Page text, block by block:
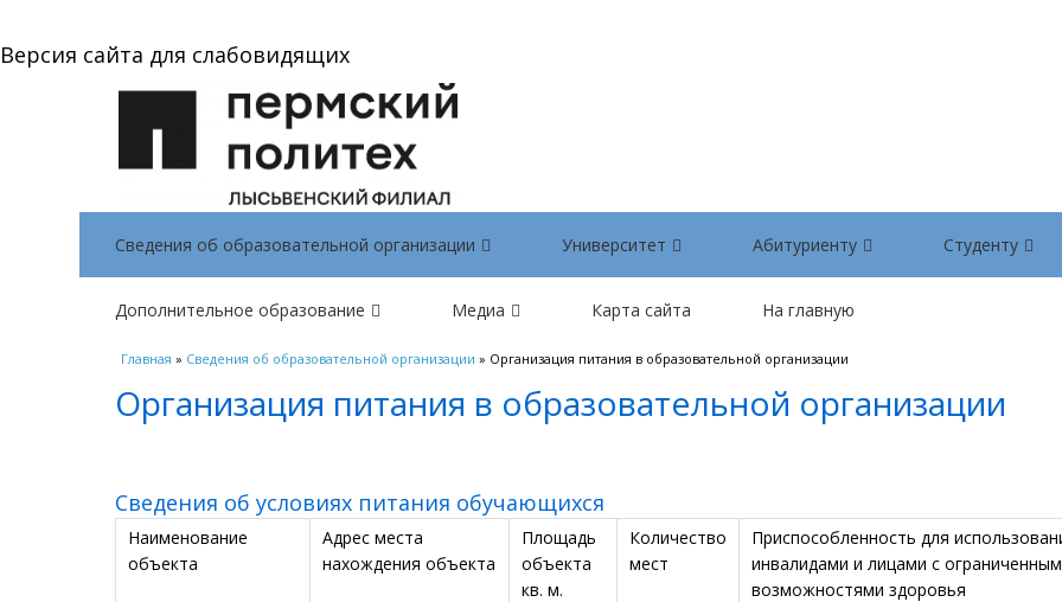
Версия сайта для слабовидящих
Сведения об образовательной организации Университет Абитуриенту Студенту
Дополнительное образование Медиа Карта сайта На главную
Вы здесь
Главная » Сведения об образовательной организации » Организация питания в образовательной организации
Организация питания в образовательной организации
Сведения об условиях питания обучающихся
Наименование
объекта
Адрес места
нахождения объекта
Площадь
объекта
кв. м.
Количество
мест
Приспособленность для
инвалидами и лицами с
возможностями здоровья